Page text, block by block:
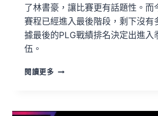
了林書豪，讓比賽更有話題性。而
賽程已經進入最後階段，剩下沒有
據最後的PLG戰績排名決定出進入
伍。
閱讀更多